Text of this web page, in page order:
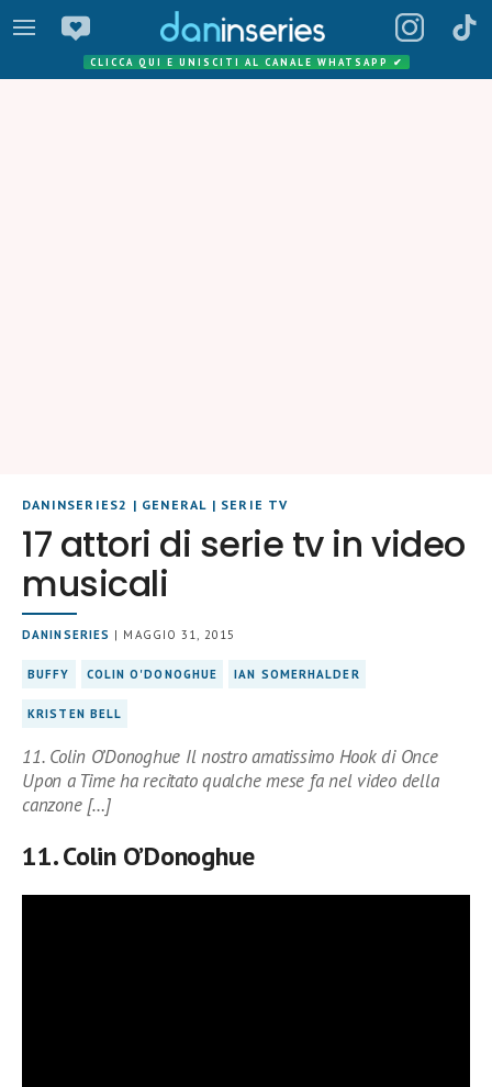
CLICCA QUI E UNISCITI AL CANALE WHATSAPP ✔
DANINSERIES2 | GENERAL | SERIE TV
17 attori di serie tv in video
musicali
DANINSERIES | MAGGIO 31, 2015
BUFFY COLIN O'DONOGHUE IAN SOMERHALDER
KRISTEN BELL
11. Colin O’Donoghue Il nostro amatissimo Hook di Once
Upon a Time ha recitato qualche mese fa nel video della
canzone […]
11. Colin O’Donoghue